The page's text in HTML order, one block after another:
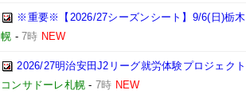
※重要※【2026/27シーズンシート】9/6(日)栃
幌 -7時 NEW
2026/27明治安田J2リーグ就労体験プロジェク
コンサドーレ札幌 - 7時 NEW